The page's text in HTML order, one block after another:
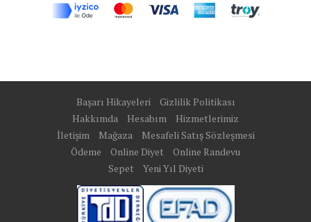
Başarı Hikayeleri
Gizlilik Politikası
Hakkımda
Hesabım
Hizmetlerimiz
İletişim
Mağaza
Mesafeli Satış Sözleşmesi
Ödeme
Online Diyet
Online Randevu
Sepet
Yeni Yıl Diyeti